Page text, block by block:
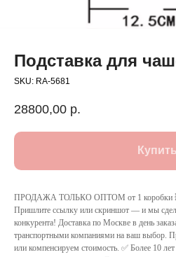
Подставка для
SKU: RA-5681
28800,00 р.
Купить
ПРОДАЖА ТОЛЬКО ОПТОМ от 1
Пришлите ссылку или скриншот — и мы
конкурента! Доставка по Москве в день
транспортными компаниями на ваш выбор.
или компенсируем стоимость. ✅ Более 10